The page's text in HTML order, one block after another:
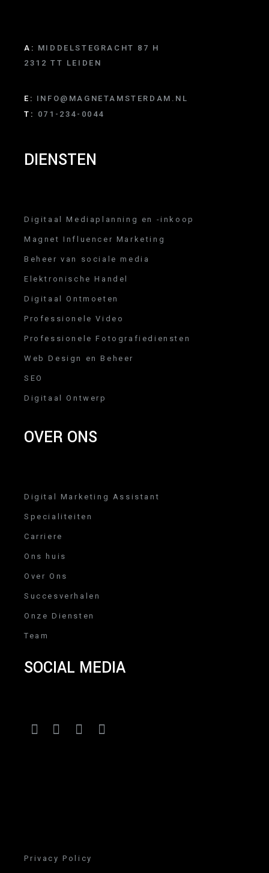
A: MIDDELSTEGRACHT 87 H
2312 TT LEIDEN
E: INFO@MAGNETAMSTERDAM.NL
T: 071-234-0044
DIENSTEN
Digitaal Mediaplanning en -inkoop
Magnet Influencer Marketing
Beheer van sociale media
Elektronische Handel
Digitaal Ontmoeten
Professionele Video
Professionele Fotografiediensten
Web Design en Beheer
SEO
Digitaal Ontwerp
OVER ONS
Digital Marketing Assistant
Specialiteiten
Carriere
Ons huis
Over Ons
Succesverhalen
Onze Diensten
Team
SOCIAL MEDIA
Privacy Policy